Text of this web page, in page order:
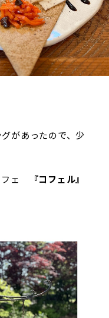
があったので、少
フェ
『コフェル』